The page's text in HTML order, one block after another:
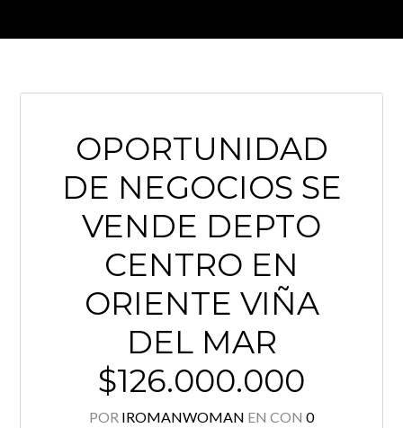
Iniciar sesión
¿No tienes una cuenta?Crea tu
cuenta, se tarda menos de un minuto.
Nombre de usuario (demo)
Password(demo)
OPORTUNIDAD
DE NEGOCIOS SE
VENDE DEPTO
CENTRO EN
ORIENTE VIÑA
DEL MAR
$126.000.000
POR IROMANWOMAN EN CON 0